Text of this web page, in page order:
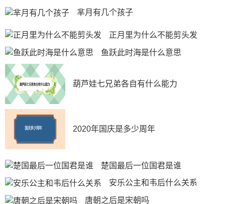
芈月有几个孩子
正月里为什么不能剪头发
鱼跃此时海是什么意思
葫芦娃七兄弟各自有什么能力
2020年国庆是多少周年
楚国最后一位国君是谁
安乐公主和韦后什么关系
唐朝之后是宋朝吗